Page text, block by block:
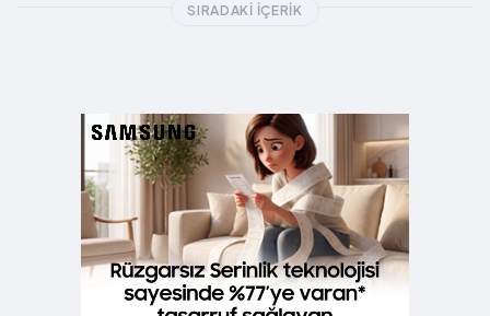
SIRADAKI İÇERIK